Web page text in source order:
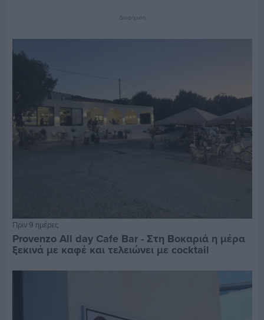
Διαφήμιση
Πριν 9 ημέρες
Provenzo All day Cafe Bar - Στη Βοκαριά η μέρα
ξεκινά με καφέ και τελειώνει με cocktail